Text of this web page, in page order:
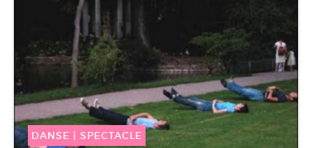
DANSE | SPECTACLE